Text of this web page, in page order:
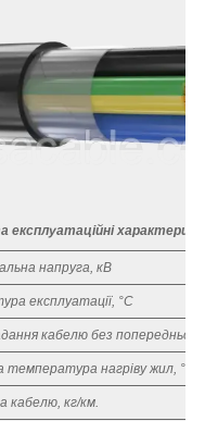
експлуатаційні
напруга, кВ
експлуатації, °С
кабелю без попереднього
нагріву жил, °С
кабелю, кг/км.